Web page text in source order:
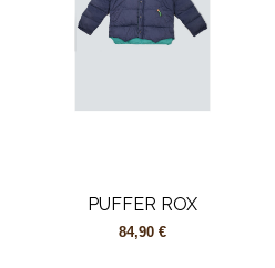
PUFFER ROX
84,90 €